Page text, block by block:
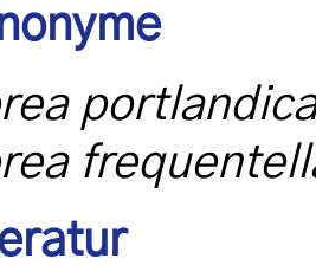
portlandica